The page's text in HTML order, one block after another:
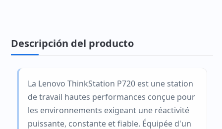
Descripción del producto
La Lenovo ThinkStation P720 est une station
de travail hautes performances conçue pour
les environnements exigeant une réactivité
puissante, constante et fiable. Équipée d'un